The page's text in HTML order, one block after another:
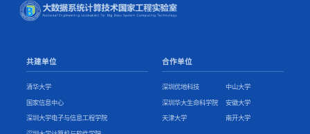
共建单位
清华大学
国家信息中心
深圳大学电子与信息工程学院
合作单位
深圳优地科技 中山大学
深圳华大生命科学院 安徽大学
天津大学 南开大学